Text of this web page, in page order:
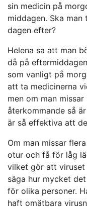
sin medicin på
middagen. Ska
dagen efter?
Helena sa att man
då på
som vanligt på
att ta medicinerna
men om man
återkommande så
är så effektiva att
Om man missar
otur och få för låg
vilket gör att
säga hur mycket
för olika personer.
haft omätbara